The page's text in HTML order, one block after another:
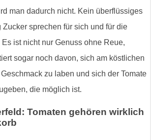
man dadurch nicht. Kein überflüssiges
Zucker sprechen für sich und für die
ist nicht nur Genuss ohne Reue,
sogar noch davon, sich am köstlichen
zu laben und sich der Tomate
die möglich ist.
Tomaten gehören wirklich